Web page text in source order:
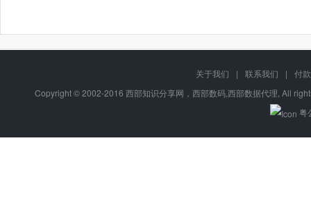
关于我们 | 联系我们 |
付
Copyright © 2002-2016 西部知识分享网，西部数码,西部数据代理, All
粤